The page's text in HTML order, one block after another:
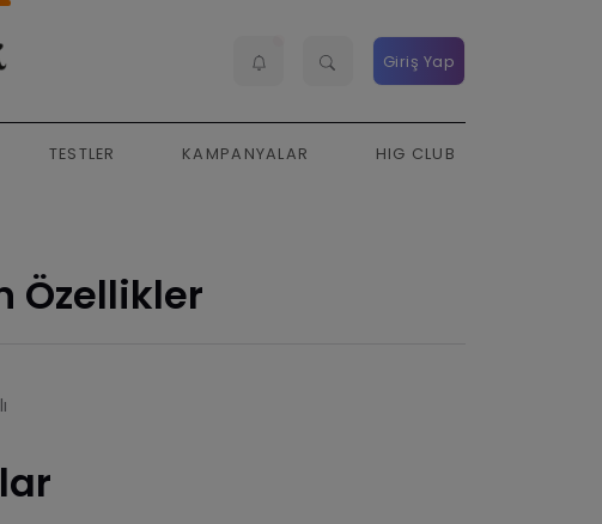
Giriş Yap
TESTLER KAMPANYALAR HIG CLUB
Özellikler